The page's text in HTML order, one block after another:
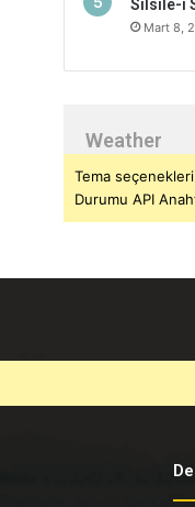
Silsile-i
Mart 8,
Weather
Tema
Durumu API